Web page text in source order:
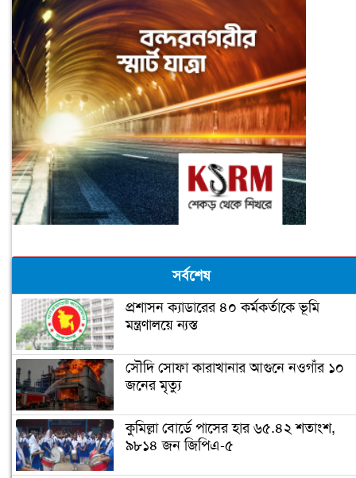
সর্বশেষ
প্রশাসন ক্যাডারের ৪০ কর্মকর্তাকে ভূমি
মন্ত্রণালয়ে ন্যস্ত
সৌদি সোফা কারাখানার আগুনে নওগাঁর ১০
জনের মৃত্যু
কুমিল্লা বোর্ডে পাসের হার ৬৫.৪২ শতাংশ,
৯৮১৪ জন জিপিএ-৫